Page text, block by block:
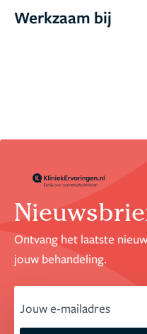
Werkzaam bij
Ontvang het laatste
jouw behandeling.